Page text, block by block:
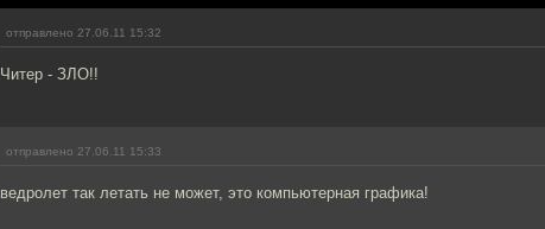
отправлено 27.06.11 15:32
Читер - ЗЛО!!
отправлено 27.06.11 15:33
ведролет так летать не может, это компьютерная графика!